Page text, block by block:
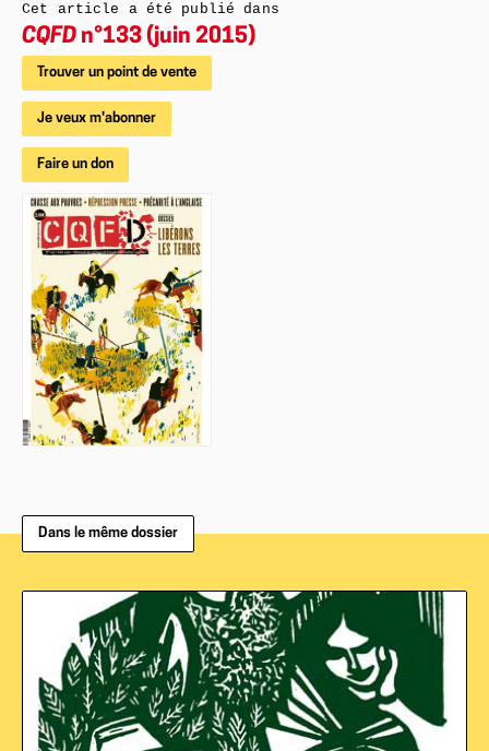
Cet article a été publié dans
CQFD n°133 (juin 2015)
Trouver un point de vente
Je veux m'abonner
Faire un don
Dans le même dossier